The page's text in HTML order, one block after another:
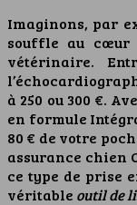
Imaginons, par
souffle au cœur
vétérinaire.
à 250 ou 300 €.
en formule
80 € de votre
assurance chien
ce type de prise
véritable outil de